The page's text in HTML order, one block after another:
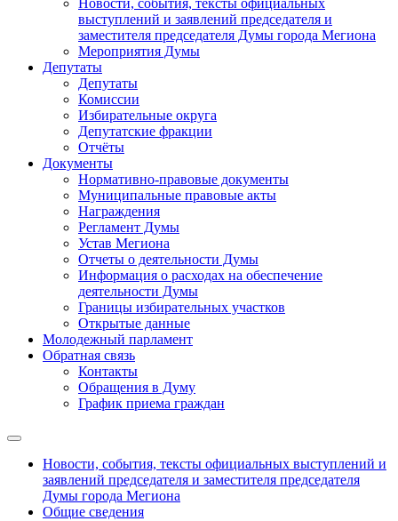
Новости, события, тексты официальных
выступлений и заявлений председателя и
заместителя председателя Думы города Мегиона
Мероприятия Думы
Депутаты
Депутаты
Комиссии
Избирательные округа
Депутатские фракции
Отчёты
Документы
Нормативно-правовые документы
Муниципальные правовые акты
Награждения
Регламент Думы
Устав Мегиона
Отчеты о деятельности Думы
Информация о расходах на обеспечение
деятельности Думы
Границы избирательных участков
Открытые данные
Молодежный парламент
Обратная связь
Контакты
Обращения в Думу
График приема граждан
Новости, события, тексты официальных выступлений и
заявлений председателя и заместителя председателя
Думы города Мегиона
Общие сведения